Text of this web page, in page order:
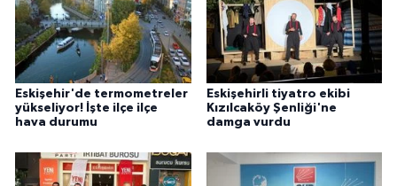
Eskişehir'de termometreler
yükseliyor! İşte ilçe ilçe
hava durumu
Eskişehirli tiyatro ekibi
Kızılcaköy Şenliği'ne
damga vurdu